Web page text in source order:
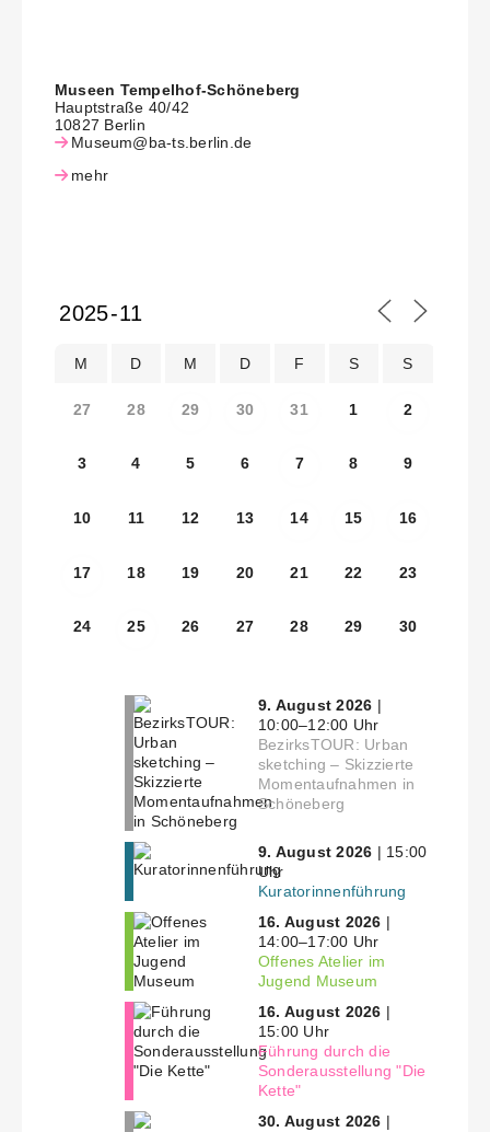
Museen Tempelhof-Schöneberg
Hauptstraße 40/42
10827 Berlin
Museum@ba-ts.berlin.de
mehr
M D M D F S S
27 28 29 30 31 1 2
3 4 5 6 7 8 9
10 11 12 13 14 15 16
17 18 19 20 21 22 23
24 25 26 27 28 29 30
9. August 2026 |
10:00–12:00 Uhr
BezirksTOUR: Urban
sketching – Skizzierte
Momentaufnahmen in
Schöneberg
9. August 2026 | 15:00
Uhr
Kuratorinnenführung
16. August 2026 |
14:00–17:00 Uhr
Offenes Atelier im
Jugend Museum
16. August 2026 |
15:00 Uhr
Führung durch die
Sonderausstellung "Die
Kette"
30. August 2026 |